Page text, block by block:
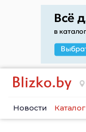
Новости Каталог